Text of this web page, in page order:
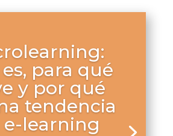
para qué
y por qué
tendencia
e-learning